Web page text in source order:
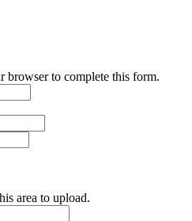
browser to complete this form.
area to upload.